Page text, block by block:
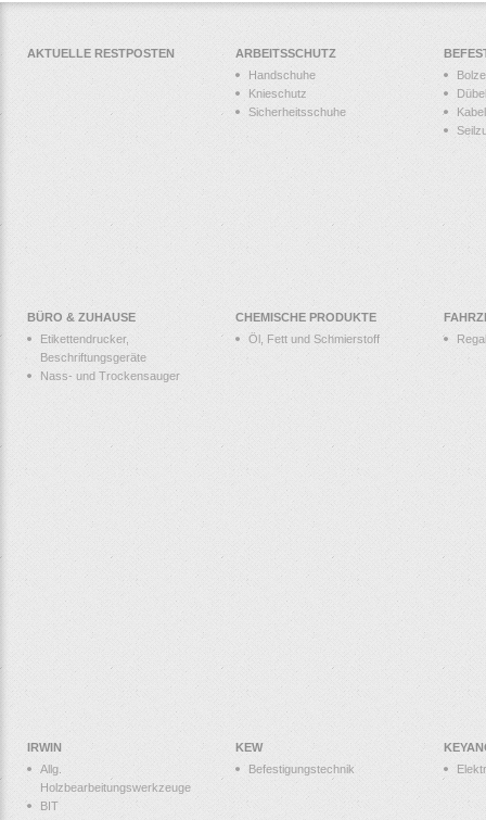
AKTUELLE RESTPOSTEN
ARBEITSSCHUTZ
Handschuhe
Knieschutz
Sicherheitsschuhe
Dübel
BÜRO & ZUHAUSE
Etikettendrucker,
Beschriftungsgeräte
Nass- und Trockensauger
CHEMISCHE PRODUKTE
Öl, Fett und Schmierstoff
IRWIN
Allg.
Holzbearbeitungswerkzeuge
BIT
KEW
Befestigungstechnik